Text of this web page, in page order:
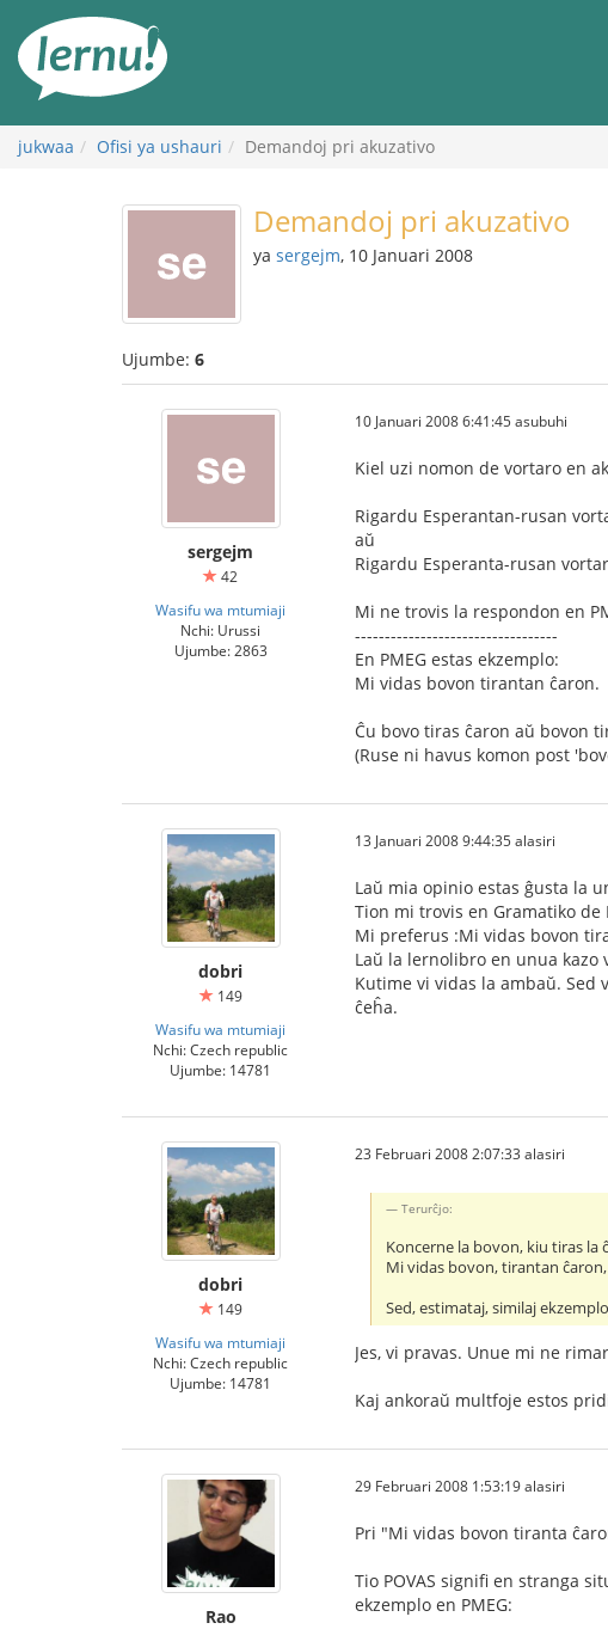
maudhui
jukwaa Ofisi ya ushauri Demandoj pri akuzativo
Demandoj pri akuzativo
ya sergejm, 10 Januari 2008
Ujumbe: 6
sergejm
42
Wasifu wa mtumiaji
Nchi: Urussi
Ujumbe: 2863
10 Januari 2008 6:41:45 asubuhi
Kiel uzi nomon de vortaro en
Rigardu Esperantan-rusan
aŭ
Rigardu Esperanta-rusan
Mi ne trovis la respondon en
----------------------------------
En PMEG estas ekzemplo:
Mi vidas bovon tirantan ĉaron.
Ĉu bovo tiras ĉaron aŭ bovon
(Ruse ni havus komon post
dobri
149
Wasifu wa mtumiaji
Nchi: Czech republic
Ujumbe: 14781
13 Januari 2008 9:44:35 alasiri
Laŭ mia opinio estas ĝusta la
Tion mi trovis en Gramatiko
Mi preferus :Mi vidas bovon
Laŭ la lernolibro en unua kazo
Kutime vi vidas la ambaŭ. Sed
ĉeĥa.
dobri
149
Wasifu wa mtumiaji
Nchi: Czech republic
Ujumbe: 14781
23 Februari 2008 2:07:33 alasiri
Terurĉjo:
Koncerne la bovon, kiu tiras la
Mi vidas bovon, tirantan
Sed, estimataj, similaj
Jes, vi pravas. Unue mi ne
Kaj ankoraŭ multfoje estos
Rao
29 Februari 2008 1:53:19 alasiri
Pri "Mi vidas bovon tiranta
Tio POVAS signifi en stranga
ekzemplo en PMEG: